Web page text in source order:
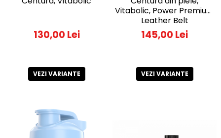
130,00 Lei
VEZI VARIANTE
Vitabolic, Power Premium
Leather Belt
145,00 Lei
VEZI VARIANTE